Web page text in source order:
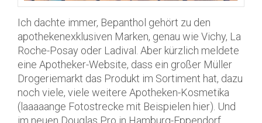
Ich dachte immer, Bepanthol gehört zu den
apothekenexklusiven Marken, genau wie Vichy, La
Roche-Posay oder Ladival. Aber kürzlich meldete
eine Apotheker-Website, dass ein großer Müller
Drogeriemarkt das Produkt im Sortiment hat, dazu
noch viele, viele weitere Apotheken-Kosmetika
(laaaaange Fotostrecke mit Beispielen hier). Und
im neuen Douglas Pro in Hamburg-Eppendorf